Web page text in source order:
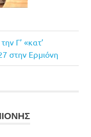
Γ’ «κατ’
στην Ερμιόνη